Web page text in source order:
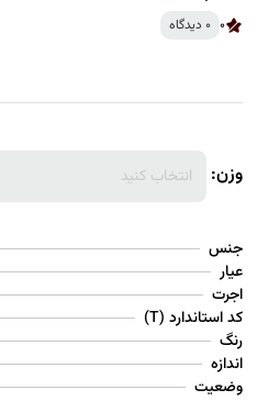
0 0 دیدگاه
وزن: انتخاب کنید
جنس
عیار
اجرت
کد استاندارد (T)
رنگ
اندازه
وضعیت